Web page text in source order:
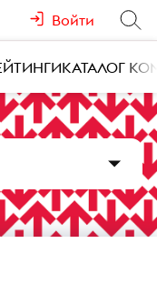
Войти
КАТАЛОГ